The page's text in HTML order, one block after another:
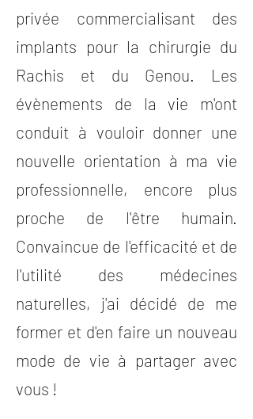
privée commercialisant des
implants pour la chirurgie du
Rachis et du Genou. Les
évènements de la vie m'ont
conduit à vouloir donner une
nouvelle orientation à ma vie
professionnelle, encore plus
proche de l'être humain.
Convaincue de l'efficacité et de
l'utilité des médecines
naturelles, j'ai décidé de me
former et d'en faire un nouveau
mode de vie à partager avec
vous !